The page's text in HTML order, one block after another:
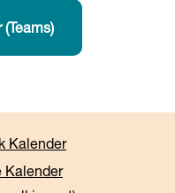
Kalender
Kalender